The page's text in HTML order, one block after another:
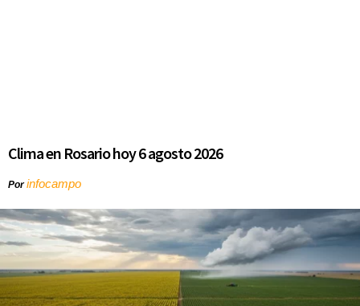
Clima en Rosario hoy 6 agosto 2026
Porinfocampo